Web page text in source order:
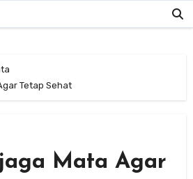
Tetap Sehat
Mata Agar